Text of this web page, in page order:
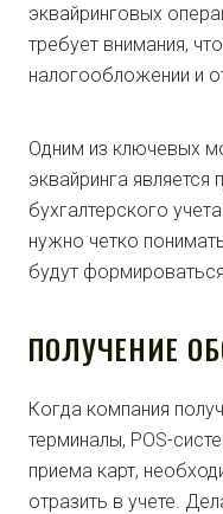
эквайринговых
требует внимания,
налогообложении и
Одним из ключевых
эквайринга является
бухгалтерского
нужно четко
будут
ПОЛУЧЕНИЕ
Когда компания
терминалы, POS-
приема карт,
отразить в учете.